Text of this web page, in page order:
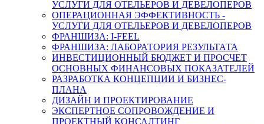
УСЛУГИ ДЛЯ ОТЕЛЬЕРОВ И ДЕВЕЛОПЕРОВ
ОПЕРАЦИОННАЯ ЭФФЕКТИВНОСТЬ -
УСЛУГИ ДЛЯ ОТЕЛЬЕРОВ И ДЕВЕЛОПЕРОВ
ФРАНШИЗА: I-FEEL
ФРАНШИЗА: ЛАБОРАТОРИЯ РЕЗУЛЬТАТА
ИНВЕСТИЦИОННЫЙ БЮДЖЕТ И ПРОСЧЕТ
ОСНОВНЫХ ФИНАНСОВЫХ ПОКАЗАТЕЛЕЙ
РАЗРАБОТКА КОНЦЕПЦИИ И БИЗНЕС-
ПЛАНА
ДИЗАЙН И ПРОЕКТИРОВАНИЕ
ЭКСПЕРТНОЕ СОПРОВОЖДЕНИЕ И
ПРОЕКТНЫЙ КОНСАЛТИНГ